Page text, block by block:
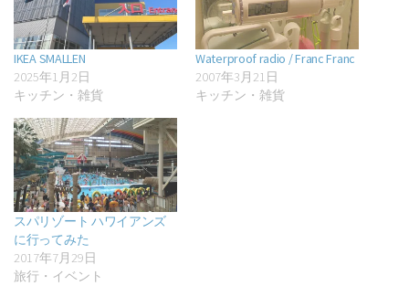
IKEA SMALLEN
2025年1月2日
キッチン・雑貨
Waterproof radio / Franc Franc
2007年3月21日
キッチン・雑貨
スパリゾート ハワイアンズ
に行ってみた
2017年7月29日
旅行・イベント